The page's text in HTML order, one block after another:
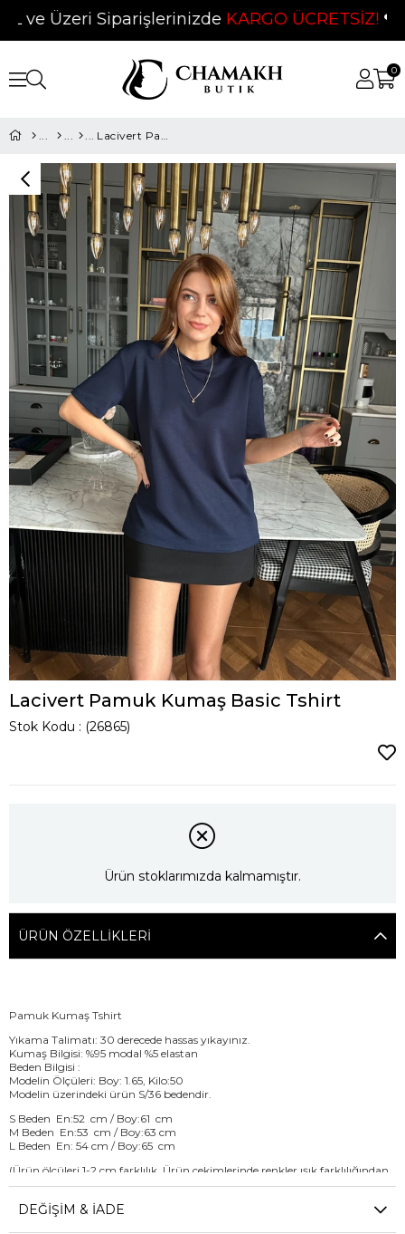
Üzeri SiparişlerinizdeKARGO ÜCRETSİZ! ❤
0
Lacivert Pamuk Kumaş Basic Tshirt
Lacivert Pamuk Kumaş Basic Tshirt
Stok Kodu (26865)
Ürün stoklarımızda kalmamıştır.
ÜRÜN ÖZELLIKLERI
Pamuk Kumaş Tshirt
Yıkama Talimatı: 30 derecede hassas yıkayınız.
Kumaş Bilgisi: %95 modal %5 elastan
Beden Bilgisi :
Modelin Ölçüleri: Boy: 1.65, Kilo:50
Modelin üzerindeki ürün S/36 bedendir.
S Beden En:52 cm / Boy:61 cm
M Beden En:53 cm / Boy:63 cm
L Beden En: 54 cm / Boy:65 cm
(Ürün ölçüleri 1-2 cm farklılık, Ürün çekimlerinde renkler ışık farklılığından
dolayı değişkenlik gösterebilir.)
DEĞIŞIM & İADE